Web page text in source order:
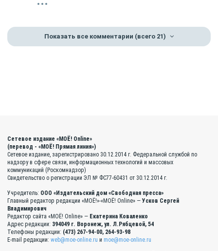
Показать все комментарии (всего 21)
Сетевое издание «МОЁ! Online»
(перевод - «МОЁ! Прямая линия»)
Сетевое издание, зарегистрировано 30.12.2014 г. Федеральной службой по
надзору в сфере связи, информационных технологий и массовых
коммуникаций (Роскомнадзор)
Свидетельство о регистрации ЭЛ № ФС77-60431 от 30.12.2014 г.
Учредитель: ООО «Издательский дом «Свободная пресса»
Главный редактор редакции «МОЁ!»-«МОЁ! Online» — Усков Сергей
Владимирович
Редактор сайта «МОЁ! Online» — Екатерина Коваленко
Адрес редакции: 394049 г. Воронеж, ул. Л.Рябцевой, 54
Телефоны редакции: (473) 267-94-00, 264-93-98
E-mail редакции: web@moe-online.ru и moe@moe-online.ru